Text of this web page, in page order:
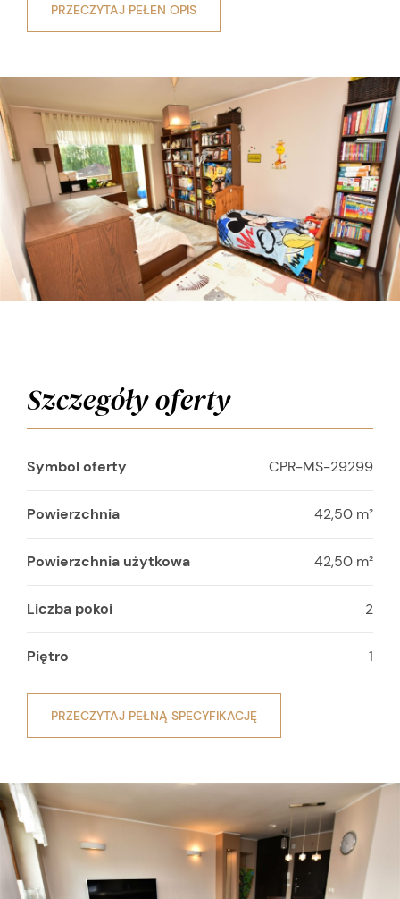
PRZECZYTAJ PEŁEN OPIS
Szczegóły oferty
Symbol oferty CPR-MS-29299
Powierzchnia 42,50 m²
Powierzchnia użytkowa 42,50 m²
Liczba pokoi 2
Piętro 1
PRZECZYTAJ PEŁNĄ SPECYFIKACJĘ